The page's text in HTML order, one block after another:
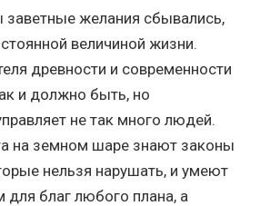
заветные желания сбывались,
величиной жизни.
древности и современности
и должно быть, но
не так много людей.
на земном шаре знают законы
нельзя нарушать, и умеют
для благ любого плана, а